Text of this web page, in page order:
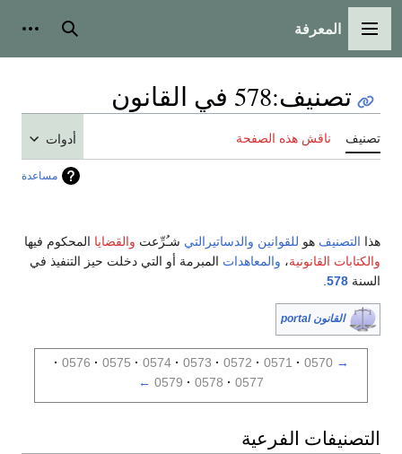
القائمة الرئيسية
المعرفة بحث
تصنيف:578 في القانون
تصنيف ناقش هذه الصفحة أدوات
مساعدة
هذا التصنيف هو للقوانين والدساتيرالتي شـُرِّعت والقضايا المحكوم فيها
والكتابات القانونية، والمعاهدات المبرمة أو التي دخلت حيز التنفيذ في
السنة 578
القانون portal
→
0570
0571
0572
0573
0574
0575
0576
0577
0578
0579
←
التصنيفات الفرعية